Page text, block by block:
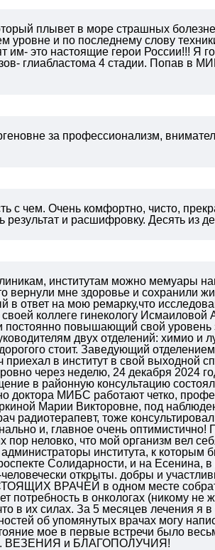
плывет в море страшных
и по последнему слову
им- это настоящие герои России!!! Я
глиабластома 4 стадии. Попав в
за профессионализм,
с чем. Очень комфортно, чисто,
и расшифровку. Десять из
институтам можно мемуары
вернули мне здоровье и сохранили
ответ на мою ремарку,что
коллеге гинекологу
постоянно повышающий свой
двух отделений: химио и
стоит. Заведующий
в институт в свой выходной
через неделю, 24 декабря 2024
в районную консультацию
доктора МИБС работают четко,
Марии Викторовне, под
радиотерапевт, тоже
и, главное очень оптимистично!
неловко, что мой организм вел
института, к которым
Солидарности, и на Есенина,
открыты. добры и
ВРАЧЕЙ в одном месте
потребность в онкологах (никому не
в их силах. За 5 месяцев лечения я
об упомянутых врачах могу
мое в первые встречи было
ВЕЗЕНИЯ и БЛАГОПОЛУЧИЯ!